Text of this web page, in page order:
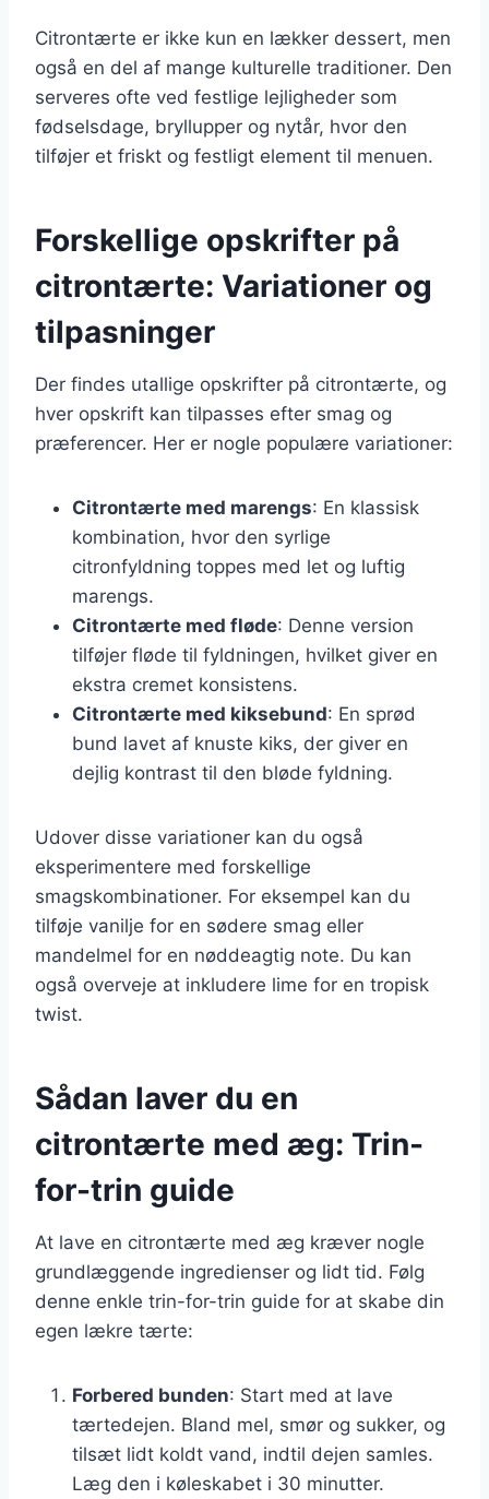
Citrontærte er ikke kun en lækker dessert, men
også en del af mange kulturelle traditioner. Den
serveres ofte ved festlige lejligheder som
fødselsdage, bryllupper og nytår, hvor den
tilføjer et friskt og festligt element til menuen.
Forskellige opskrifter på
citrontærte: Variationer og
tilpasninger
Der findes utallige opskrifter på citrontærte, og
hver opskrift kan tilpasses efter smag og
præferencer. Her er nogle populære variationer:
Citrontærte med marengs: En klassisk
kombination, hvor den syrlige
citronfyldning toppes med let og luftig
marengs.
Citrontærte med fløde: Denne version
tilføjer fløde til fyldningen, hvilket giver en
ekstra cremet konsistens.
Citrontærte med kiksebund: En sprød
bund lavet af knuste kiks, der giver en
dejlig kontrast til den bløde fyldning.
Udover disse variationer kan du også
eksperimentere med forskellige
smagskombinationer. For eksempel kan du
tilføje vanilje for en sødere smag eller
mandelmel for en nøddeagtig note. Du kan
også overveje at inkludere lime for en tropisk
twist.
Sådan laver du en
citrontærte med æg: Trin-
for-trin guide
At lave en citrontærte med æg kræver nogle
grundlæggende ingredienser og lidt tid. Følg
denne enkle trin-for-trin guide for at skabe din
egen lækre tærte:
Forbered bunden: Start med at lave
tærtedejen. Bland mel, smør og sukker, og
tilsæt lidt koldt vand, indtil dejen samles.
Læg den i køleskabet i 30 minutter.